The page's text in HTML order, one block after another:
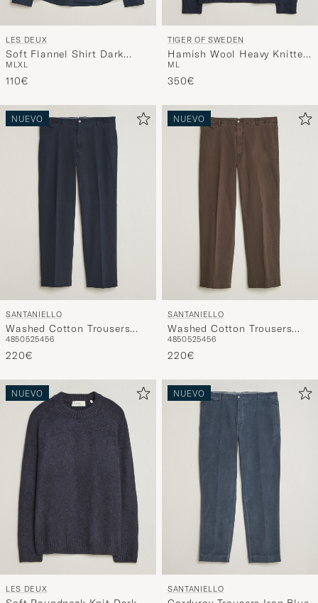
LES DEUX
Soft Flannel Shirt Dark
Navy
M LXL
110€
TIGER OF SWEDEN
Hamish Wool Heavy Knitted
Half Zip Night Grape
M L
350€
NUEVO
SANTANIELLO
Washed Cotton Trousers
Navy
4850525456
220€
NUEVO
SANTANIELLO
Washed Cotton Trousers
Brown
4850525456
220€
NUEVO
LES DEUX
NUEVO
SANTANIELLO